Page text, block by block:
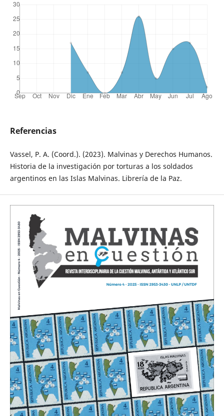
Referencias
Vassel, P. A. (Coord.). (2023). Malvinas y Derechos Humanos.
Historia de la investigación por torturas a los soldados
argentinos en las Islas Malvinas. Librería de la Paz.